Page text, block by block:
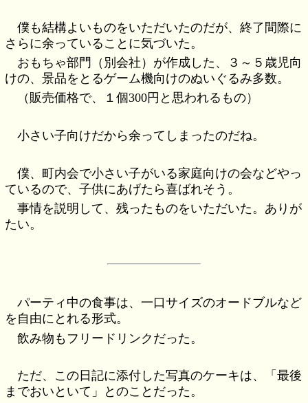
僕も結構よいものをいただいたのだが、終了間際に
さらに余っていることに気づいた。
おもちゃ部門（別会社）が作成した、３～５歳児向
けの、景品をとるゲーム機向けのぬいぐるみ多数。
（販売価格で、１個300円と思われるもの）
小さい子向けだから余ってしまったのだね。
僕、町内会で小さい子がいる家庭向けの会などやっ
ているので、子供にあげたら喜ばれそう。
事情を説明して、残ったものをいただいた。ありが
たい。
パーティ中の食事は、一口サイズのオードブルなど
を自由にとれる形式。
飲み物もフリードリンクだった。
ただ、この日記に添付した写真のケーキは、「最後
までおいといて」とのことだった。